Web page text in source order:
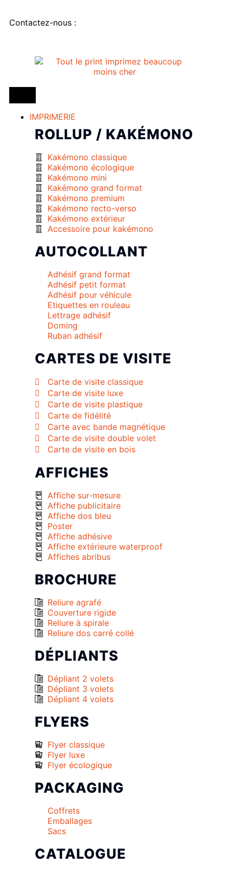
Contactez-nous :
IMPRIMERIE
ROLLUP / KAKÉMONO
Kakémono classique
Kakémono écologique
Kakémono mini
Kakémono grand format
Kakémono premium
Kakémono recto-verso
Kakémono extérieur
Accessoire pour kakémono
AUTOCOLLANT
Adhésif grand format
Adhésif petit format
Adhésif pour véhicule
Etiquettes en rouleau
Lettrage adhésif
Doming
Ruban adhésif
CARTES DE VISITE
Carte de visite classique
Carte de visite luxe
Carte de visite plastique
Carte de fidélité
Carte avec bande magnétique
Carte de visite double volet
Carte de visite en bois
AFFICHES
Affiche sur-mesure
Affiche publicitaire
Affiche dos bleu
Poster
Affiche adhésive
Affiche extérieure waterproof
Affiches abribus
BROCHURE
Reliure agrafé
Couverture rigide
Reliure à spirale
Reliure dos carré collé
DÉPLIANTS
Dépliant 2 volets
Dépliant 3 volets
Dépliant 4 volets
FLYERS
Flyer classique
Flyer luxe
Flyer écologique
PACKAGING
Coffrets
Emballages
Sacs
CATALOGUE